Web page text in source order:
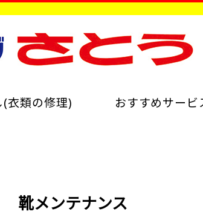
衣類の修理) おすすめサービ
靴メンテナンス